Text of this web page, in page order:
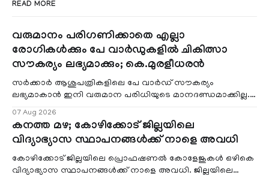
READ MORE
വരുമാനം പരിഗണിക്കാതെ എല്ലാ
രോഗികൾക്കും പേ വാർഡുകളിൽ ചികിത്സാ
സൗകര്യം ലഭ്യമാക്കും; കെ.മുരളീധരൻ
സർക്കാർ ആശുപത്രികളിലെ പേ വാർഡ് സൗകര്യം
ലഭ്യമാകാൻ ഇനി വരുമാന പരിധിയുടെ മാനദണ്ഡമാക്കില്ല.
07 Aug 2026
കനത്ത മഴ; കോഴിക്കോട് ജില്ലയിലെ
വിദ്യാഭ്യാസ സ്ഥാപനങ്ങൾക്ക് നാളെ അവധി
കോഴിക്കോട് ജില്ലയിലെ പ്രൊഫഷണൽ കോളേജുകൾ ഒഴികെ
വിദ്യാഭ്യാസ സ്ഥാപനങ്ങൾക്ക് നാളെ അവധി. ജില്ലയിലെ